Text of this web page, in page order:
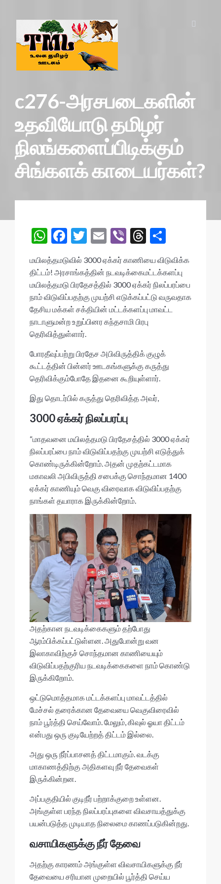
c276-அரசபடைகளின்
உதவியோடு தமிழர்
நிலங்களைப்பிடிக்கும்
சிங்களக் காடையர்கள்?
W
h
at
s
A
p
p
F
ac
e
b
o
o
k
T
itt
er
E
m
ai
l
Vi
er
T
ea
ds
ar
e
மயிலத்தமடுவில் 3000 ஏக்கர் காணியை விடுவிக்க
திட்டம்! அரசாங்கத்தின் நடவடிக்கைமட்டக்களப்பு
மயிலத்தமடு பிரதேசத்தில் 3000 ஏக்கர் நிலப்பரப்பை
நாம் விடுவிப்பதற்கு முயற்சி எடுக்கப்பட்டு வருவதாக
தேசிய மக்கள் சக்தியின் மட்டக்களப்பு மாவட்ட
நாடாளுமன்ற உறுப்பினர கந்தசாமி பிரபு
தெரிவித்துள்ளார்.
போரதீவுப்பற்று பிரதேச அபிவிருத்திக் குழுக்
கூட்டத்தின் பின்னர் ஊடகங்களுக்கு கருத்து
தெரிவிக்கும்போதே இதனை கூறியுள்ளார்.
இது தொடர்பில் கருத்து தெரிவித்த அவர்,
3000 ஏக்கர் நிலப்பரப்பு
“மாதவனை மயிலத்தமடு பிரதேசத்தில் 3000 ஏக்கர்
நிலப்பரப்பை நாம் விடுவிப்பதற்கு முயற்சி எடுத்துக்
கொண்டிருக்கின்றோம். அதன் முதற்கட்டமாக
மகாவலி அபிவிருத்தி சபைக்கு சொந்தமான 1400
ஏக்கர் காணியும் வெகு விரைவாக விடுவிப்பதற்கு
நாங்கள் தயாராக இருக்கின்றோம்.
அதற்கான நடவடிக்கைகளும் தற்போது
ஆரம்பிக்கப்பட்டுள்ளன. அதுபோன்று வன
இலாகாவிற்குச் சொந்தமான காணியையும்
விடுவிப்பதற்குரிய நடவடிக்கைகளை நாம் கொண்டு
இருக்கிறோம்.
ஒட்டுமொத்தமாக மட்டக்களப்பு மாவட்டத்தில்
மேச்சல் தரைக்கான தேவையை வெகுவிரைவில்
நாம் பூர்த்தி செய்வோம். மேலும், கிவுல் ஓயா திட்டம்
என்பது ஒரு குடியேற்றத் திட்டம் இல்லை.
அது ஒரு நீர்ப்பாசனத் திட்டமாகும். வடக்கு
மாகாணத்திற்கு அதிகளவு நீர் தேவைகள்
இருக்கின்றன.
அப்பகுதியில் குடிநீர் பற்றாக்குறை உள்ளன.
அங்குள்ள பரந்த நிலப்பரப்புகளை விவசாயத்துக்கு
பயன்படுத்த முடியாத நிலைமை காணப்படுகின்றது.
வசாயிகளுக்கு நீர் தேவை
அதற்கு காரணம் அங்குள்ள விவசாயிகளுக்கு நீர்
தேவையை சரியான முறையில் பூர்த்தி செய்ய